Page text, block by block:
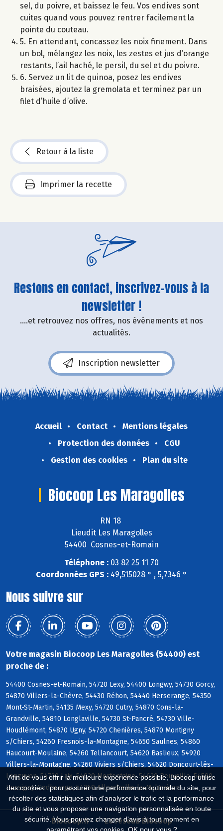
Afin de vous offrir la meilleure expérience possible, Biocoop utilise
des cookies : pour assurer une performance optimale du site, pour
récolter des statistiques afin d'analyser le trafic et la performance
du site et vous proposer une navigation personnalisée en toute
sécurité. Vous pouvez changer d'avis à tout moment en
sel, du poivre, et baissez le feu. Vos endives sont
cuites quand vous pouvez rentrer facilement la
pointe du couteau.
5. En attendant, concassez les noix finement. Dans
un bol, mélangez les noix, les zestes et jus d’orange
restants, l’ail haché, le persil, du sel et du poivre.
6. Servez un lit de quinoa, posez les endives
braisées, ajoutez la gremolata et terminez par un
filet d’huile d’olive.
Retour à la liste
Imprimer la recette
Restons en contact, inscrivez-vous à la
newsletter !
....et retrouvez nos offres, nos événements et nos
actualités.
Inscription newsletter
Accueil Contact
Mentions légales
Protection des données
CGU
Gestion des cookies
Plan du site
Biocoop Les Maragolles
RN 18
Lieudit Les Maragolles
54400 Cosnes-et-Romain
Téléphone : 03 82 25 11 70
Coordonnées GPS : 49,515028 ° , 5,7346 °
Nous suivre sur
Votre magasin Biocoop Les Maragolles (54400) est
proche de :
54400 Cosnes-et-Romain, 54720 Lexy, 54400 Longwy, 54730 Gorcy,
54870 Villers-la-Chèvre, 54430 Réhon, 54440 Herserange, 54350
Mont-St-Martin, 54135 Mexy, 54720 Cutry, 54870 Cons-la-
Grandville, 54810 Longlaville, 54730 St-Pancré, 54730 Ville-
Houdlémont, 54870 Ugny, 54720 Chenières, 54870 Montigny
s/Chiers, 54260 Fresnois-la-Montagne, 54650 Saulnes, 54860
Haucourt-Moulaine, 54260 Tellancourt, 54620 Baslieux, 54920
Villers-la-Montagne, 54260 Viviers s/Chiers, 54620 Doncourt-lès-
Longuyon, 54720 Laix, 54920 Morfontaine, 54620 Beuveille, 54590
Hussigny-Godbrange, 54260 Allondrelle-la-Malmaison
Biocoop.fr
Le réseau Biocoop